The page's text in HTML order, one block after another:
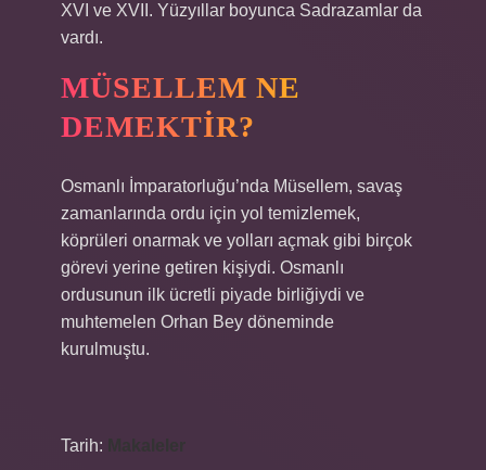
XVI ve XVII. Yüzyıllar boyunca Sadrazamlar da
vardı.
MÜSELLEM NE
DEMEKTIR?
Osmanlı İmparatorluğu’nda Müsellem, savaş
zamanlarında ordu için yol temizlemek,
köprüleri onarmak ve yolları açmak gibi birçok
görevi yerine getiren kişiydi. Osmanlı
ordusunun ilk ücretli piyade birliğiydi ve
muhtemelen Orhan Bey döneminde
kurulmuştu.
Tarih: